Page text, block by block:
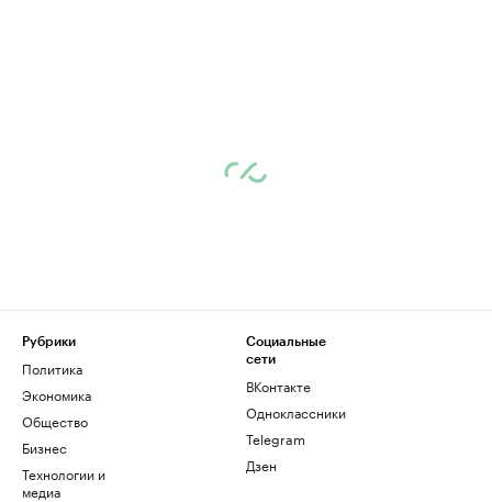
Рубрики
Политика
Экономика
Общество
Бизнес
Технологии и
медиа
Социальные
сети
ВКонтакте
Одноклассники
Telegram
Дзен